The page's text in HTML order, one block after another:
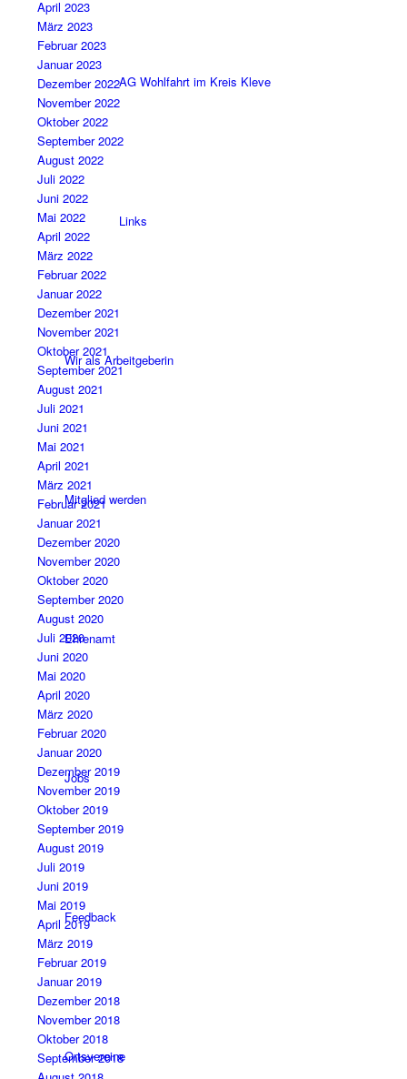
AG Wohlfahrt im Kreis Kleve
Links
Wir als Arbeitgeberin
Mitglied werden
Ehrenamt
Jobs
Feedback
Ortsvereine
April 2023
März 2023
Februar 2023
Januar 2023
Dezember 2022
November 2022
Oktober 2022
September 2022
August 2022
Juli 2022
Juni 2022
Mai 2022
April 2022
März 2022
Februar 2022
Januar 2022
Dezember 2021
November 2021
Oktober 2021
September 2021
August 2021
Juli 2021
Juni 2021
Mai 2021
April 2021
März 2021
Februar 2021
Januar 2021
Dezember 2020
November 2020
Oktober 2020
September 2020
August 2020
Juli 2020
Juni 2020
Mai 2020
April 2020
März 2020
Februar 2020
Januar 2020
Dezember 2019
November 2019
Oktober 2019
September 2019
August 2019
Juli 2019
Juni 2019
Mai 2019
April 2019
März 2019
Februar 2019
Januar 2019
Dezember 2018
November 2018
Oktober 2018
September 2018